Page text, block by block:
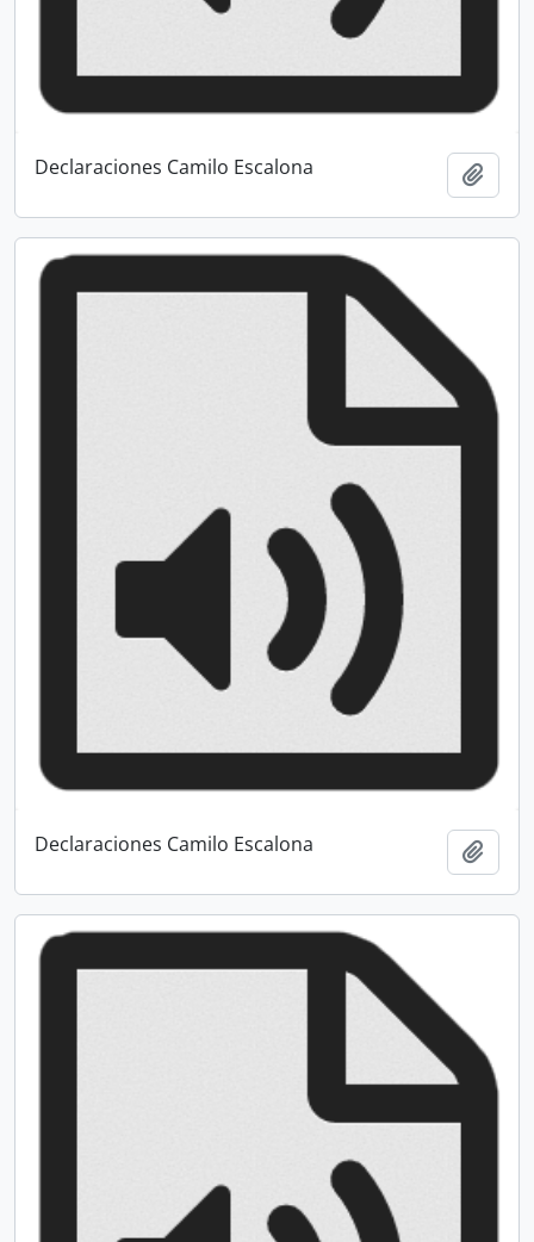
Declaraciones Camilo Escalona
Declaraciones Camilo Escalona